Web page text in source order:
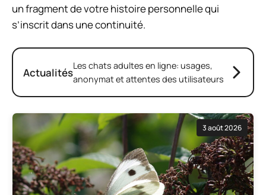
un fragment de votre histoire personnelle qui
s’inscrit dans une continuité.
ActualitésLes chats adultes en ligne: usages,
anonymat et attentes des utilisateurs
3 août 2026